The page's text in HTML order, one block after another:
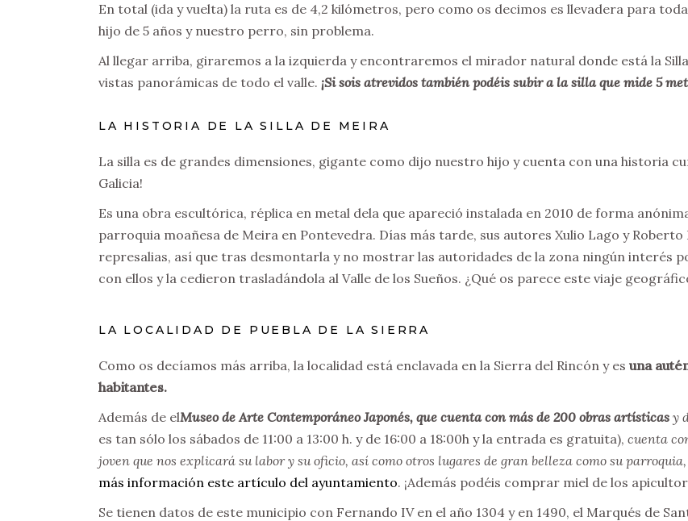
En total (ida y vuelta) la ruta es de 4,2 kilómetros, pero como os decimos es llevadera para
hijo de 5 años y nuestro perro, sin problema.
Al llegar arriba, giraremos a la izquierda y encontraremos el mirador natural donde está la
vistas panorámicas de todo el valle. ¡Si sois atrevidos también podéis subir a la silla que mide 5
LA HISTORIA DE LA SILLA DE MEIRA
La silla es de grandes dimensiones, gigante como dijo nuestro hijo y cuenta con una historia
Galicia!
Es una obra escultórica, réplica en metal dela que apareció instalada en 2010 de forma
parroquia moañesa de Meira en Pontevedra. Días más tarde, sus autores Xulio Lago y
represalias, así que tras desmontarla y no mostrar las autoridades de la zona ningún interés
con ellos y la cedieron trasladándola al Valle de los Sueños. ¿Qué os parece este viaje
LA LOCALIDAD DE PUEBLA DE LA SIERRA
Como os decíamos más arriba, la localidad está enclavada en la Sierra del Rincón y es una
habitantes.
Además de elMuseo de Arte Contemporáneo Japonés, que cuenta con más de 200 obras artísticas y
es tan sólo los sábados de 11:00 a 13:00 h. y de 16:00 a 18:00h y la entrada es gratuita), cuenta
joven que nos explicará su labor y su oficio, así como otros lugares de gran belleza como su
más información este artículo del ayuntamiento. ¡Además podéis comprar miel de los
Se tienen datos de este municipio con Fernando IV en el año 1304 y en 1490, el Marqués de